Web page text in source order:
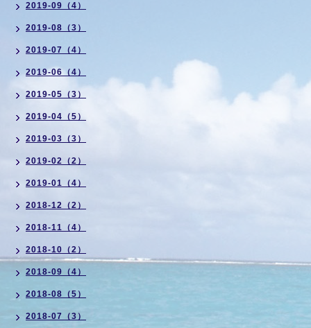
2019-09（4）
2019-08（3）
2019-07（4）
2019-06（4）
2019-05（3）
2019-04（5）
2019-03（3）
2019-02（2）
2019-01（4）
2018-12（2）
2018-11（4）
2018-10（2）
2018-09（4）
2018-08（5）
2018-07（3）